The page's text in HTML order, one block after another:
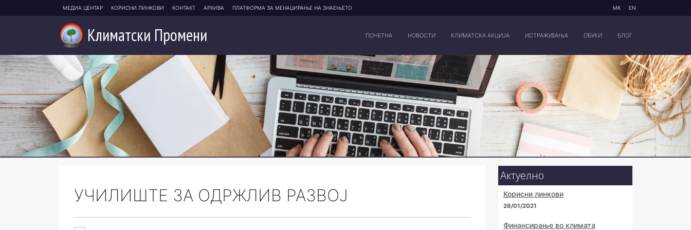
МЕДИА ЦЕНТАР КОРИСНИ ЛИНКОВИ КОНТАКТ АРХИВА ПЛАТФОРМА ЗА МЕНАЏИРАЊЕ НА ЗНАЕЊЕТО МК EN
Климатски Промени ПОЧЕТНА НОВОСТИ КЛИМАТСКА АКЦИЈА ИСТРАЖУВАЊА ОБУКИ БЛОГ
УЧИЛИШТЕ ЗА ОДРЖЛИВ РАЗВОЈ
Актуелно
Корисни линкови
26/01/2021
Финансирање во климата